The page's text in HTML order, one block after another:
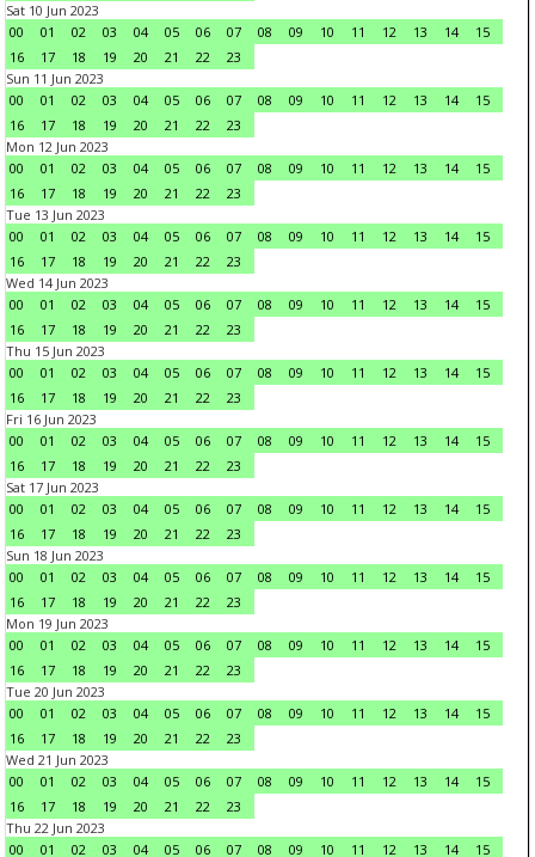
Sat 10 Jun 2023
00
01 02 03 04 05 06 07 08 09 10 11 12 13 14
15
16
17 18 19 20 21 22
23
Sun 11 Jun 2023
00
01 02 03 04 05 06 07 08 09 10 11 12 13 14
15
16
17 18 19 20 21 22
23
Mon 12 Jun 2023
00
01 02 03 04 05 06 07 08 09 10 11 12 13 14
15
16
17 18 19 20 21 22
23
Tue 13 Jun 2023
00
01 02 03 04 05 06 07 08 09 10 11 12 13 14
15
16
17 18 19 20 21 22
23
Wed 14 Jun 2023
00
01 02 03 04 05 06 07 08 09 10 11 12 13 14
15
16
17 18 19 20 21 22
23
Thu 15 Jun 2023
00
01 02 03 04 05 06 07 08 09 10 11 12 13 14
15
16
17 18 19 20 21 22
23
Fri 16 Jun 2023
00
01 02 03 04 05 06 07 08 09 10 11 12 13 14
15
16
17 18 19 20 21 22
23
Sat 17 Jun 2023
00
01 02 03 04 05 06 07 08 09 10 11 12 13 14
15
16
17 18 19 20 21 22
23
Sun 18 Jun 2023
00
01 02 03 04 05 06 07 08 09 10 11 12 13 14
15
16
17 18 19 20 21 22
23
Mon 19 Jun 2023
00
01 02 03 04 05 06 07 08 09 10 11 12 13 14
15
16
17 18 19 20 21 22
23
Tue 20 Jun 2023
00
01 02 03 04 05 06 07 08 09 10 11 12 13 14
15
16
17 18 19 20 21 22
23
Wed 21 Jun 2023
00
01 02 03 04 05 06 07 08 09 10 11 12 13 14
15
16
17 18 19 20 21 22
23
Thu 22 Jun 2023
00
01 02 03 04 05 06 07 08 09 10 11 12 13 14
15